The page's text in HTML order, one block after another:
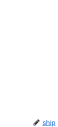
ship